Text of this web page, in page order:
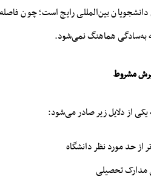
بین‌المللی رایج است؛ چون
به‌سادگی هماهنگ نمی‌شود.
مشروط
از دلایل زیر صادر می‌شود:
از حد مورد نظر دانشگاه
مدارک تحصیلی